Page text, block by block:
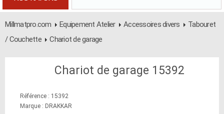
Millmatpro.com Equipement Atelier Accessoires divers
Tabouret
/ Couchette
Chariot de garage
Chariot de garage 15392
Référence : 15392
Marque : DRAKKAR